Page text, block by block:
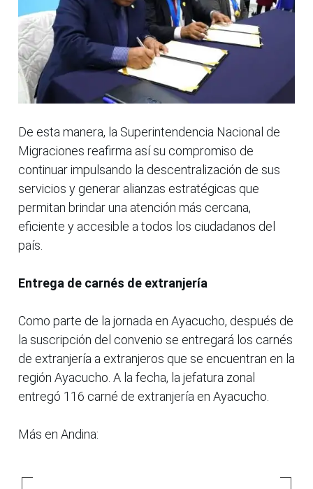
De esta manera, la Superintendencia Nacional de
Migraciones reafirma así su compromiso de
continuar impulsando la descentralización de sus
servicios y generar alianzas estratégicas que
permitan brindar una atención más cercana,
eficiente y accesible a todos los ciudadanos del
país.
Entrega de carnés de extranjería
Como parte de la jornada en Ayacucho, después de
la suscripción del convenio se entregará los carnés
de extranjería a extranjeros que se encuentran en la
región Ayacucho. A la fecha, la jefatura zonal
entregó 116 carné de extranjería en Ayacucho.
Más en Andina: